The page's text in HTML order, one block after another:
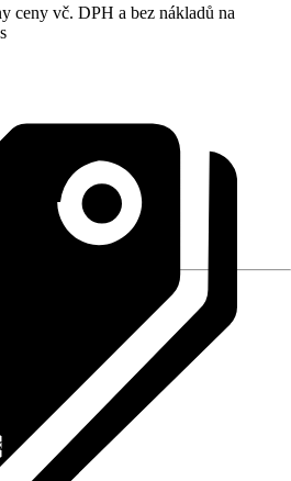
vč. DPH a bez nákladů na